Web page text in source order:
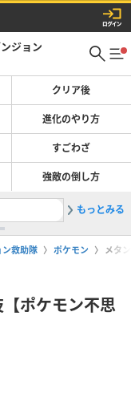
ジョン
クリア後
進化のやり方
すごわざ
強敵の倒し方
2不思議
もっとみる
救助隊 ポケモン メタ
ポケモン不思